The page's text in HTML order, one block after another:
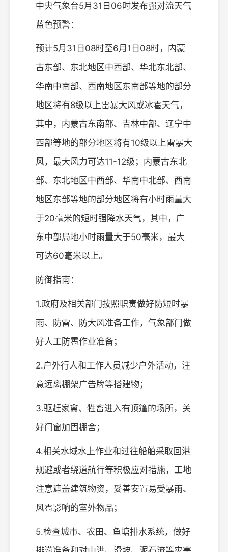
中央气象台5月31日06时发布强对流天气
蓝色预警：
预计5月31日08时至6月1日08时，内蒙
古东部、东北地区中西部、华北东北部、
华南中南部、西南地区东南部等地的部分
地区将有8级以上雷暴大风或冰雹天气，
其中，内蒙古东南部、吉林中部、辽宁中
西部等地的部分地区将有10级以上雷暴大
风，最大风力可达11-12级；内蒙古东北
部、东北地区中西部、华南中北部、西南
地区东部等地的部分地区将有小时雨量大
于20毫米的短时强降水天气，其中，广
东中部局地小时雨量大于50毫米，最大
可达60毫米以上。
防御指南：
1.政府及相关部门按照职责做好防短时暴
雨、防雷、防大风准备工作，气象部门做
好人工防雹作业准备；
2.户外行人和工作人员减少户外活动，注
意远离棚架广告牌等搭建物；
3.驱赶家禽、牲畜进入有顶篷的场所，关
好门窗加固棚舍；
4.相关水域水上作业和过往船舶采取回港
规避或者绕道航行等积极应对措施，工地
注意遮盖建筑物资，妥善安置易受暴雨、
风雹影响的室外物品；
5.检查城市、农田、鱼塘排水系统，做好